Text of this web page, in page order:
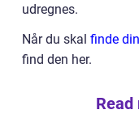
udregnes.
Når du skal finde
find den her.